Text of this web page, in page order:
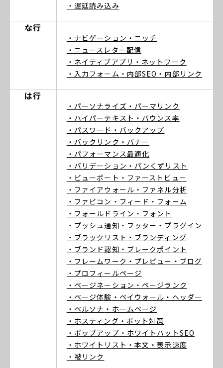
・遅延読み込み
な行
・ナビゲーション ・ニッチ
・ニュースレター配信
・ネイティブアプリ ・ネットワーク
・入力フォーム ・内部SEO ・内部リンク
は行
・パーソナライズ ・パーマリンク
・ハイパーテキスト ・バウンス率
・パスワード ・バックアップ
・バックリンク ・バナー
・パフォーマンス最適化
・バリデーション ・パンくずリスト
・ビューポート ・ファーストビュー
・ファイアウォール ・ファネル分析
・ファビコン ・フィード ・フォーム
・フォールドライン ・フォント
・プッシュ通知 ・フッター ・プラグイン
・ブラックリスト ・ブランディング
・ブランド認知 ・ブレークポイント
・フレームワーク ・プレビュー ・ブログ
・プロフィールページ
・ページネーション ・ページランク
・ページ体験 ・ペイウォール ・ヘッダー
・ペルソナ ・ホームページ
・ホスティング ・ボット対策
・ポップアップ ・ホワイトハットSEO
・ホワイトリスト ・本文 ・表示速度
・被リンク